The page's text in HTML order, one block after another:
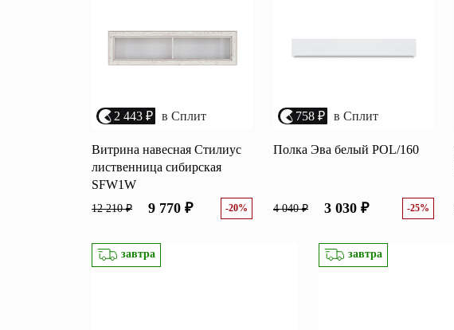
2 443 ₽ в Сплит
Витрина навесная Стилиус
лиственница сибирская
SFW1W
12 210 ₽ 9 770 ₽ -20%
758 ₽ в Сплит
Полка Эва белый POL/160
4 040 ₽ 3 030 ₽ -25%
завтра завтра